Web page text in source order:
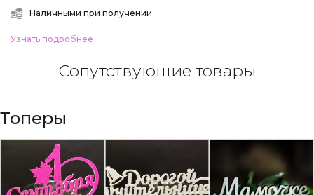
Наличными при получении
Узнать подробнее
Сопутствующие товары
Топеры